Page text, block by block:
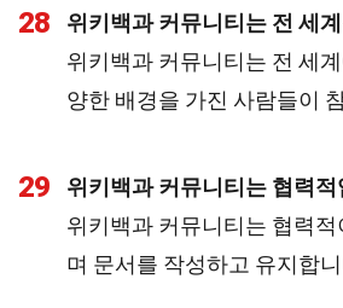
28
위키백과 커뮤니티는 전 세
위키백과 커뮤니티는 전 세
양한 배경을 가진 사람들이
29
위키백과 커뮤니티는 협력적
위키백과 커뮤니티는 협력
며 문서를 작성하고 유지합